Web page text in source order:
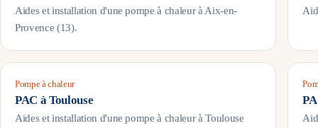
Aides et installation d'une pompe à chaleur à Aix-en-
Provence (13).
Pompe à chaleur
PAC àToulouse
Aides et installation d'une pompe à chaleur àToulouse